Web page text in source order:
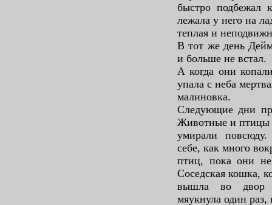
быстро подбежал
лежала у него на
теплая и
В тот же день
и больше не встал.
А когда они
упала с неба
малиновка.
Следующие дни
Животные и птицы
умирали
себе, как много
птиц, пока они не
Соседская кошка,
вышла во двор
мяукнула один раз,